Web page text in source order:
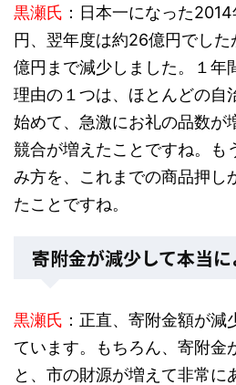
黒瀬氏 ：日本一になった
円、翌年度は約26億円でした
億円まで減少しました。１年
理由の１つは、ほとんどの自
始めて、急激にお礼の品数が
競合が増えたことですね。も
み方を、これまでの商品押し
たことですね。
寄附金が減少して本当
黒瀬氏 ：正直、寄附金額が
ています。もちろん、寄附金
と、市の財源が増えて非常に